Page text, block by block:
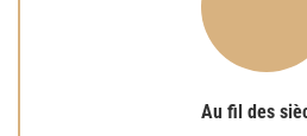
Au fil des
Au fil des
entretenu à Géronde la flamme
de Géronde semble vouloir